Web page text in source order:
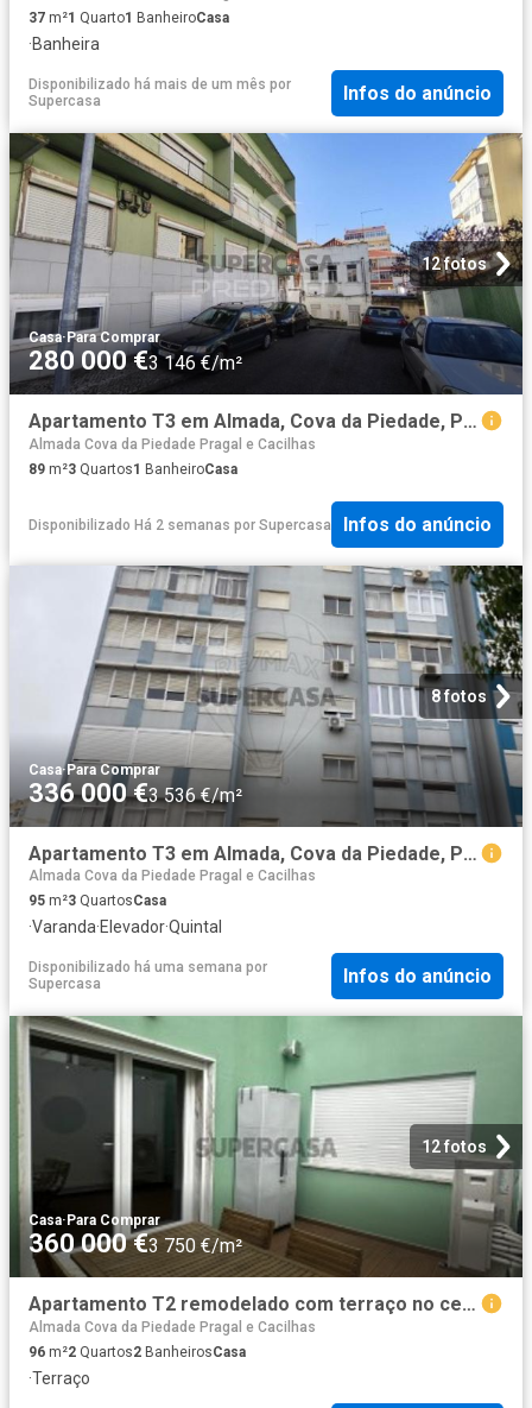
37 m²1 Quarto1 BanheiroCasa
·Banheira
Disponibilizado há mais de um mês por
Supercasa
Infos do anúncio
12 fotos
Casa· Para Comprar
280 000 €3 146 €/m²
Apartamento T3 em Almada, Cova da Piedade, Pragal e Cacilhas
Almada Cova da Piedade Pragal e Cacilhas
89 m²3 Quartos1 BanheiroCasa
Disponibilizado Há 2 semanas por Supercasa Infos do anúncio
8 fotos
Casa·Para Comprar
336 000 €3 536 €/m²
Apartamento T3 em Almada, Cova da Piedade, Pragal e Cacilhas
Almada Cova da Piedade Pragal e Cacilhas
95 m²3 QuartosCasa
·Varanda·Elevador·Quintal
Disponibilizado há uma semana por
Supercasa
Infos do anúncio
12 fotos
Casa· Para Comprar
360 000 €3 750 €/m²
Apartamento T2 remodelado com terraço no centro de Almada
Almada Cova da Piedade Pragal e Cacilhas
96 m²2 Quartos2 BanheirosCasa
·Terraço